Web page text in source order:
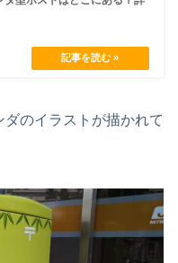
のイラストが描かれて